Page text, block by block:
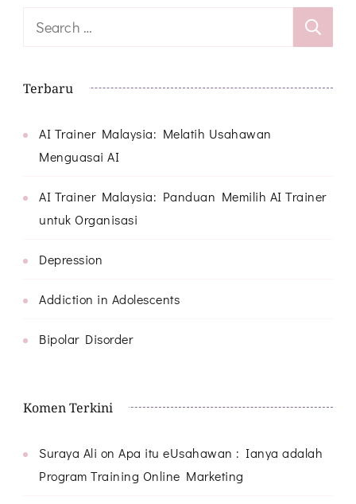
Search
Terbaru
AI Trainer Malaysia: Melatih Usahawan
Menguasai AI
AI Trainer Malaysia: Panduan Memilih AI Trainer
untuk Organisasi
Depression
Addiction in Adolescents
Bipolar Disorder
Komen Terkini
Suraya Ali on Apa itu eUsahawan : Ianya adalah
Program Training Online Marketing